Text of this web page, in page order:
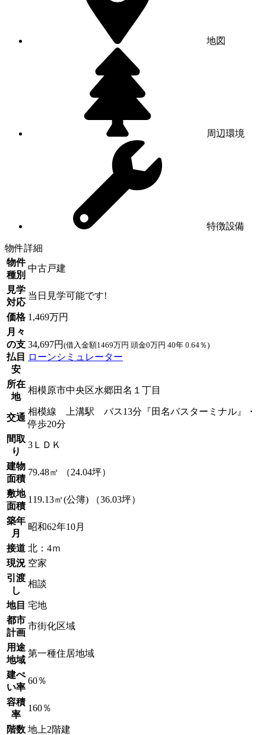
地図
周辺環境
特徴設備
物件詳細
物件
種別
中古戸建
見学
対応
当日見学可能です!
価格 1,469万円
月々
の支
払目
安
34,697円 (借入金額1469万円 頭金0万円 40年 0.64％)
ローンシミュレーター
所在
地
相模原市中央区水郷田名１丁目
交通
相模線 上溝駅 バス13分『田名バスターミナル』・
停歩20分
間取
り
3ＬＤＫ
建物
面積
79.48㎡ （24.04坪）
敷地
面積
119.13㎡(公簿) （36.03坪）
築年
月
昭和62年10月
接道 北：4ｍ
現況 空家
引渡
し
相談
地目 宅地
都市
計画
市街化区域
用途
地域
第一種住居地域
建ぺ
い率
60％
容積
率
160％
階数 地上2階建